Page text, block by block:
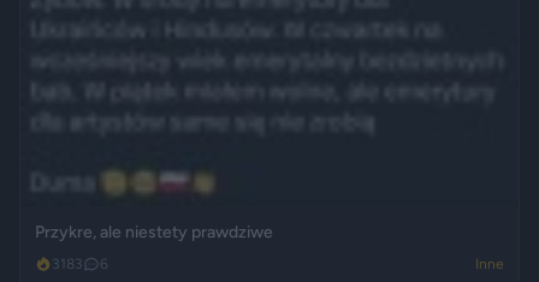
Przykre, ale niestety prawdziwe
3183 6 Inne